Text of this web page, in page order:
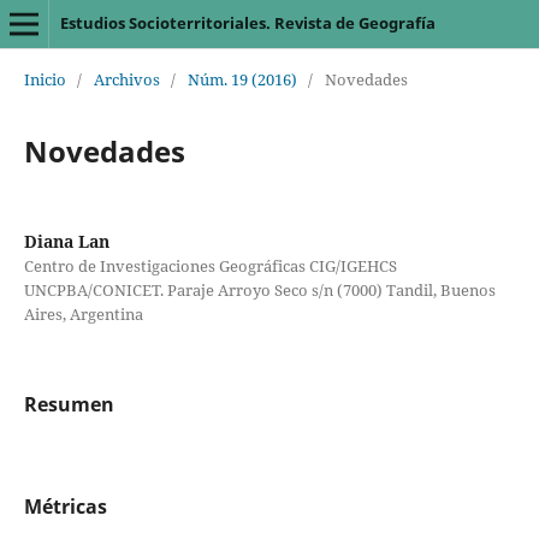
Estudios Socioterritoriales. Revista de Geografía
Inicio / Archivos / Núm. 19 (2016) / Novedades
Novedades
Diana Lan
Centro de Investigaciones Geográficas CIG/IGEHCS
UNCPBA/CONICET. Paraje Arroyo Seco s/n (7000) Tandil, Buenos
Aires, Argentina
Resumen
Métricas